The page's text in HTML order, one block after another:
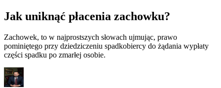
Jak uniknąć płacenia zachowku?
Zachowek, to w najprostszych słowach ujmując, prawo
pominiętego przy dziedziczeniu spadkobiercy do żądania wypłaty
części spadku po zmarłej osobie.